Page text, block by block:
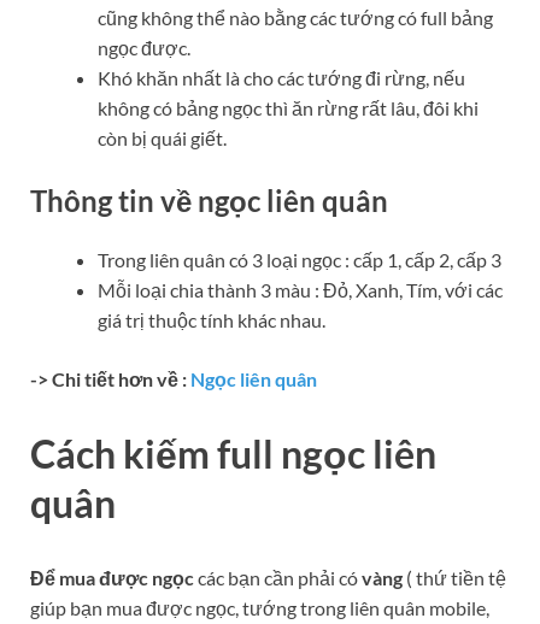
cũng không thể nào bằng các tướng có full bảng
ngọc được.
Khó khăn nhất là cho các tướng đi rừng, nếu
không có bảng ngọc thì ăn rừng rất lâu, đôi khi
còn bị quái giết.
Thông tin về ngọc liên quân
Trong liên quân có 3 loại ngọc : cấp 1, cấp 2, cấp 3
Mỗi loại chia thành 3 màu : Đỏ, Xanh, Tím, với các
giá trị thuộc tính khác nhau.
-> Chi tiết hơn về : Ngọc liên quân
Cách kiếm full ngọc liên
quân
Để mua được ngọccác bạn cần phải cóvàng ( thứ tiền tệ
giúp bạn mua được ngọc, tướng trong liên quân mobile,